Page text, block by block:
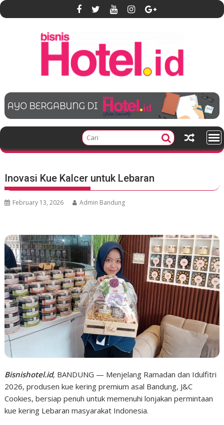
S
k
e
t
Inovasi Kue Kalcer untuk Lebaran
February 13, 2026 Admin Bandung
Bisnishotel.id, BANDUNG — Menjelang Ramadan dan Idulfitri
2026, produsen kue kering premium asal Bandung, J&C
Cookies, bersiap penuh untuk memenuhi lonjakan permintaan
kue kering Lebaran masyarakat Indonesia.